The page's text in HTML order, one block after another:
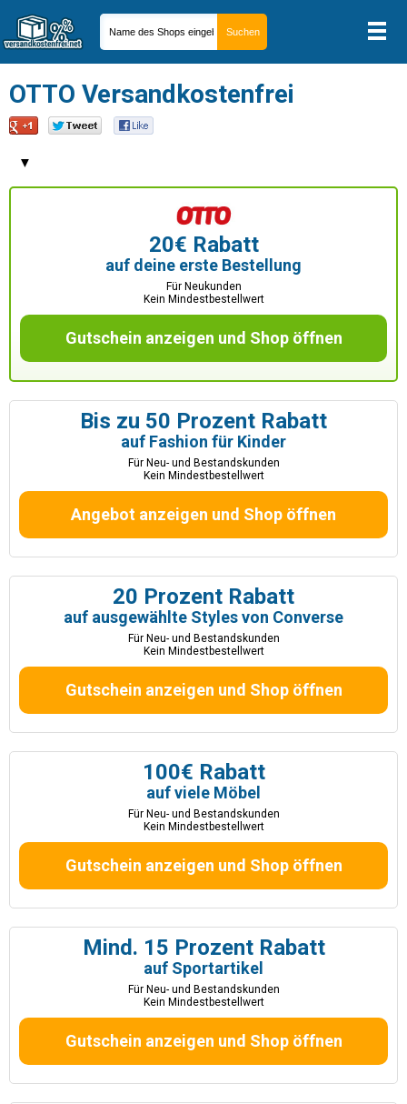
OTTO Versandkostenfrei
▼
20€ Rabatt
auf deine erste Bestellung
Für Neukunden
Kein Mindestbestellwert
Gutschein anzeigen und Shop öffnen
Bis zu 50 Prozent Rabatt
auf Fashion für Kinder
Für Neu- und Bestandskunden
Kein Mindestbestellwert
Angebot anzeigen und Shop öffnen
20 Prozent Rabatt
auf ausgewählte Styles von Converse
Für Neu- und Bestandskunden
Kein Mindestbestellwert
Gutschein anzeigen und Shop öffnen
100€ Rabatt
auf viele Möbel
Für Neu- und Bestandskunden
Kein Mindestbestellwert
Gutschein anzeigen und Shop öffnen
Mind. 15 Prozent Rabatt
auf Sportartikel
Für Neu- und Bestandskunden
Kein Mindestbestellwert
Gutschein anzeigen und Shop öffnen